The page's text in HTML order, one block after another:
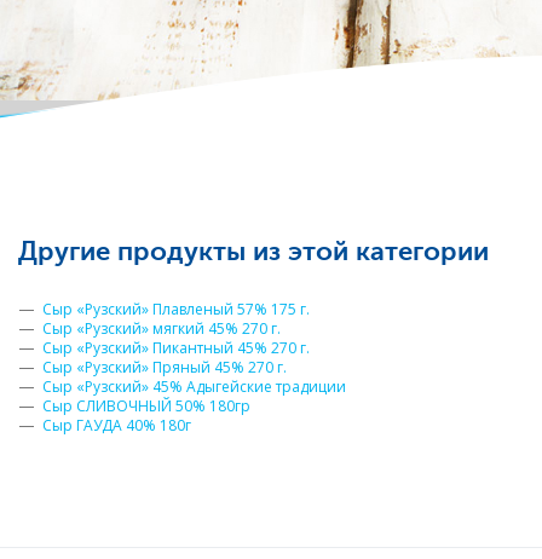
Другие продукты из этой категории
Сыр «Рузский» Плавленый 57% 175 г.
Сыр «Рузский» мягкий 45% 270 г.
Сыр «Рузский» Пикантный 45% 270 г.
Сыр «Рузский» Пряный 45% 270 г.
Сыр «Рузский» 45% Адыгейские традиции
Сыр СЛИВОЧНЫЙ 50% 180гр
Сыр ГАУДА 40% 180г